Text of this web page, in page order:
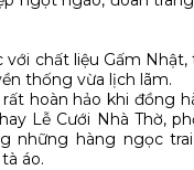
với chất liệu Gấm
thống vừa lịch lãm.
rất hoàn hảo khi đồng
Lễ Cưới Nhà Thờ,
những hàng ngọc
áo.